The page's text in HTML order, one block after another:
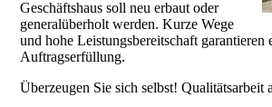
Geschäftshaus soll neu erbaut oder
generalüberholt werden. Kurze Wege
und hohe Leistungsbereitschaft garantieren
Auftragserfüllung.
Überzeugen Sie sich selbst! Qualitätsarbeit